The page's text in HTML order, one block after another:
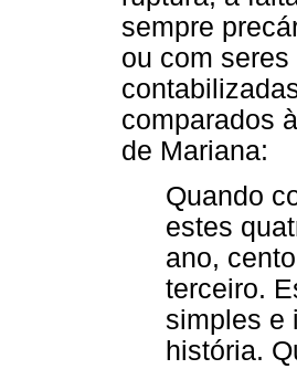
sempre
ou com
comparados
de Mariana:
Quando
estes
ano,
terceiro.
simples e
história.